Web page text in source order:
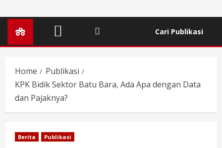
Cari Publikasi
Home
Publikasi
KPK Bidik Sektor Batu Bara, Ada Apa dengan Data
dan Pajaknya?
Berita Publikasi